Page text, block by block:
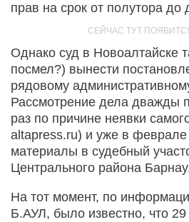
прав на срок от полутора до
Однако суд в Новоалтайске
посмел?) вынести
рядовому
Рассмотрение дела дважды
раз по причине неявки
altapress.ru) и уже в феврале
материалы в судебный
Центрального района
На тот момент, по
Б.АУЛ, было известно, что